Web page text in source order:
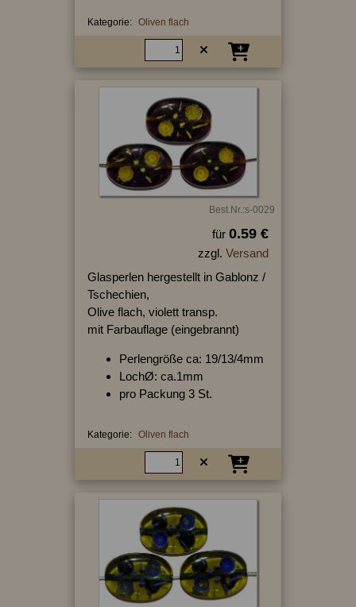
Kategorie: Oliven flach
Best.Nr.:s-0029
für 0.59 €
zzgl. Versand
Glasperlen hergestellt in Gablonz /
Tschechien,
Olive flach, violett transp.
mit Farbauflage (eingebrannt)
Perlengröße ca: 19/13/4mm
LochØ: ca.1mm
pro Packung 3 St.
Kategorie: Oliven flach